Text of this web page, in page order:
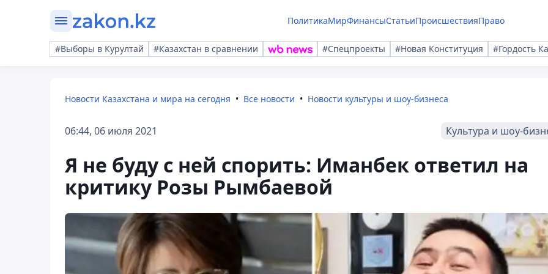
ПолитикаМирФинансыСтатьиПроисшествияПраво
#Выборы в Курултай #Казахстан в сравнении #Спецпроекты #Новая Конституция #Гордость
Новости Казахстана и мира на сегодня Все новости Новости культуры и шоу-бизнеса
06:44, 06 июля 2021 Культура и шоу-
Я не буду с ней спорить: Иманбек ответил на
критику Розы Рымбаевой